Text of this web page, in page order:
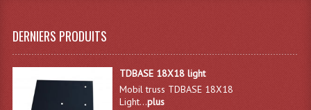
Effets Lumineux, Effets Disco
Electronique Commande Light
Blocs De Puissance
DERNIERS PRODUITS
TDBASE 18X18 light
Mobil truss TDBASE 18X18
Light...plus